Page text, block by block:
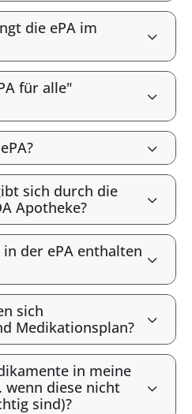
die ePA im
für alle"
sich durch die
Apotheke?
der ePA enthalten
sich
Medikationsplan?
in meine
wenn diese nicht
sind)?